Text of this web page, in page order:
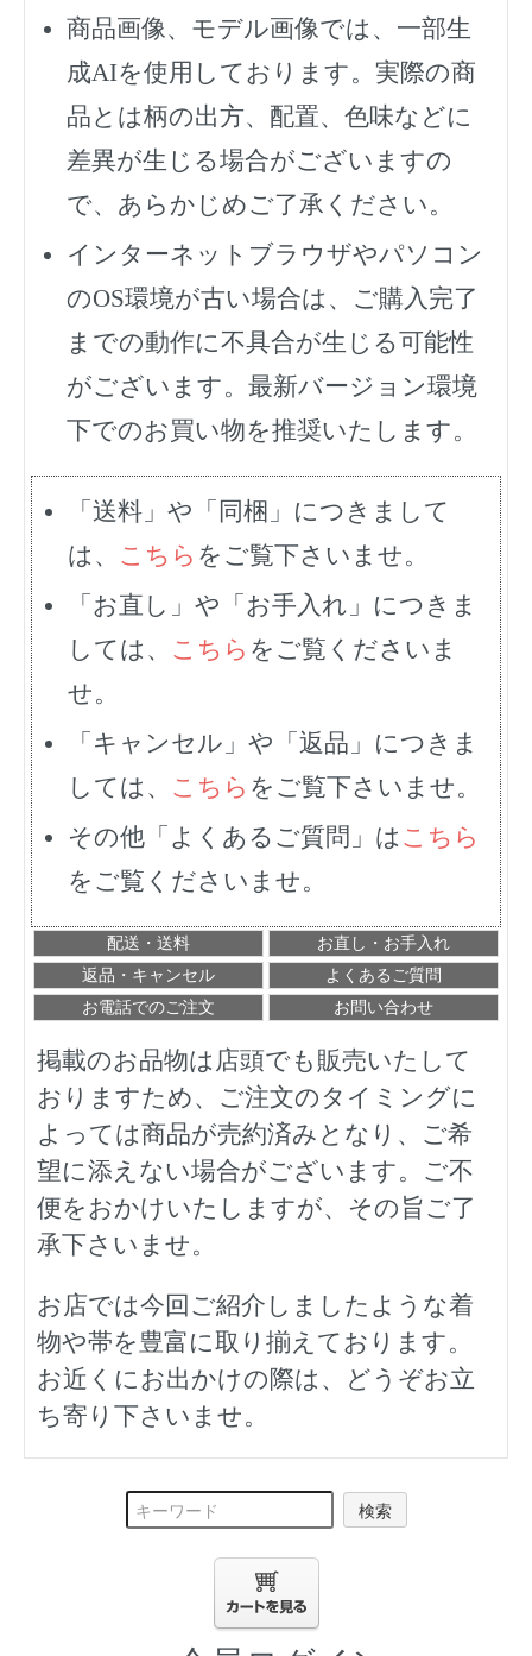
商品画像、モデル画像では、一部生
成AIを使用しております。実際の商
品とは柄の出方、配置、色味などに
差異が生じる場合がございますの
で、あらかじめご了承ください。
インターネットブラウザやパソコン
のOS環境が古い場合は、ご購入完了
までの動作に不具合が生じる可能性
がございます。最新バージョン環境
下でのお買い物を推奨いたします。
「送料」や「同梱」につきまして
は、 こちら をご覧下さいませ。
「お直し」や「お手入れ」につきま
しては、 こちら をご覧くださいま
せ。
「キャンセル」や「返品」につきま
しては、 こちら をご覧下さいませ。
その他「よくあるご質問」は こちら
をご覧くださいませ。
配送・送料
お直し・お手入れ
返品・キャンセル
よくあるご質問
お電話でのご注文
お問い合わせ
掲載のお品物は店頭でも販売いたして
おりますため、ご注文のタイミングに
よっては商品が売約済みとなり、ご希
望に添えない場合がございます。ご不
便をおかけいたしますが、その旨ご了
承下さいませ。
お店では今回ご紹介しましたような着
物や帯を豊富に取り揃えております。
お近くにお出かけの際は、どうぞお立
ち寄り下さいませ。
検索